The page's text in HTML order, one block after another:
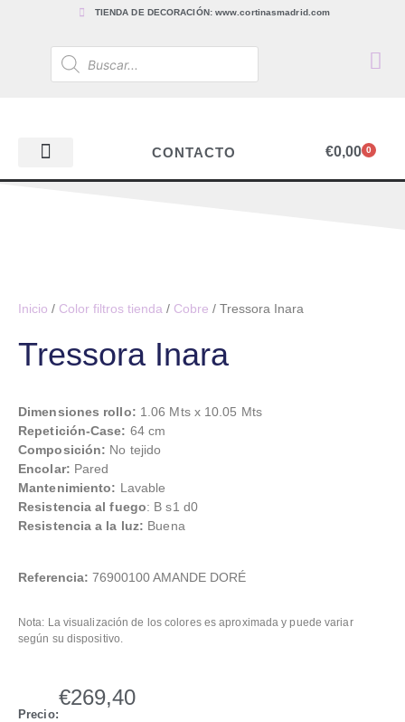
TIENDA DE DECORACIÓN: www.cortinasmadrid.com
CONTACTO €0,00 0
Inicio / Color filtros tienda / Cobre / Tressora Inara
Tressora Inara
Dimensiones rollo: 1.06 Mts x 10.05 Mts
Repetición-Case: 64 cm
Composición: No tejido
Encolar: Pared
Mantenimiento: Lavable
Resistencia al fuego: B s1 d0
Resistencia a la luz: Buena
Referencia: 76900100 AMANDE DORÉ
Nota: La visualización de los colores es aproximada y puede variar
según su dispositivo.
Precio:
€269,40